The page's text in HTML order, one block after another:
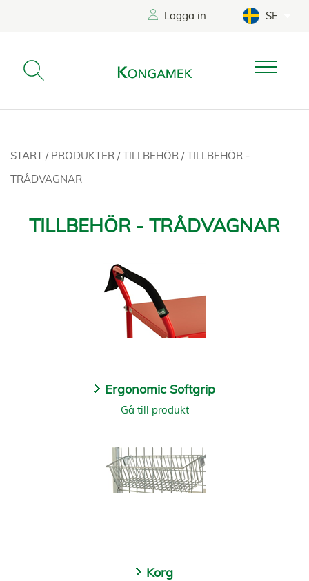
Logga in SE
START / PRODUKTER /TILLBEHÖR /TILLBEHÖR -
TRÅDVAGNAR
TILLBEHÖR - TRÅDVAGNAR
Ergonomic Softgrip
Gå till produkt
Korg